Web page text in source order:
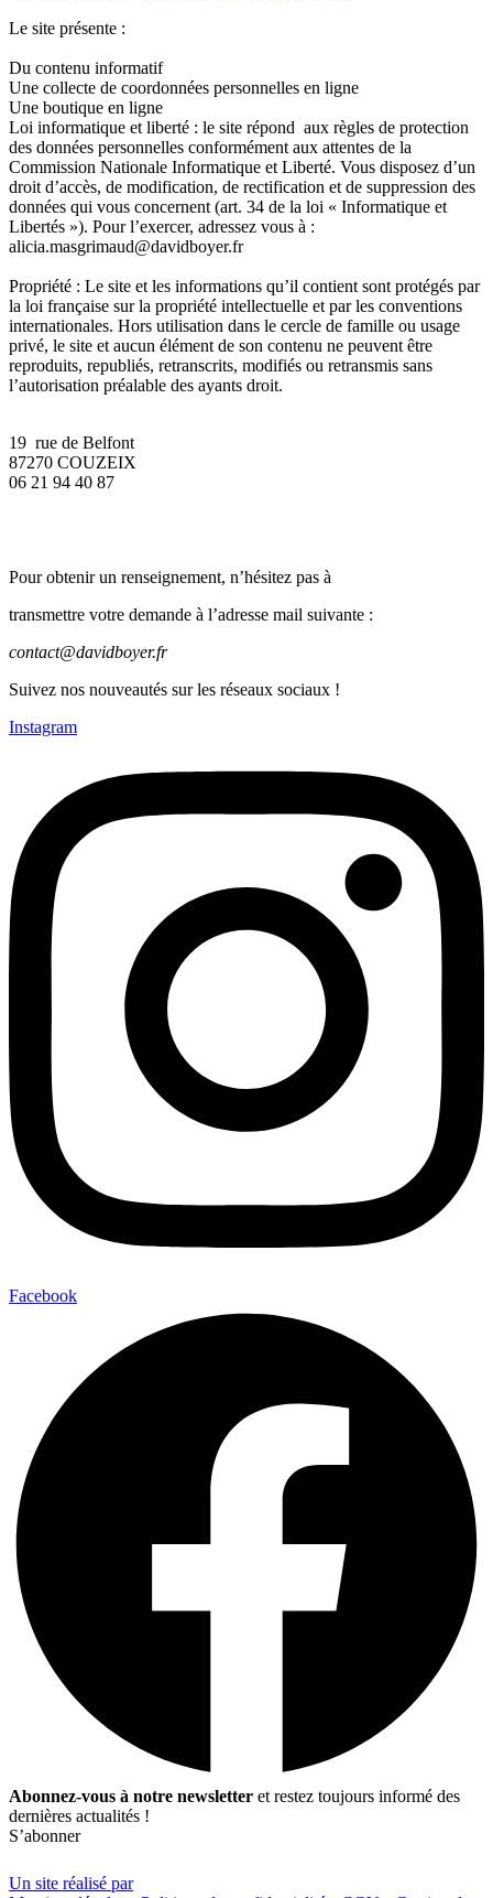
Le site présente :
Du contenu informatif
Une collecte de coordonnées personnelles en ligne
Une boutique en ligne
Loi informatique et liberté : le site répond aux règles de protection
des données personnelles conformément aux attentes de la
Commission Nationale Informatique et Liberté. Vous disposez d’un
droit d’accès, de modification, de rectification et de suppression des
données qui vous concernent (art. 34 de la loi « Informatique et
Libertés »). Pour l’exercer, adressez vous à :
alicia.masgrimaud@davidboyer.fr
Propriété : Le site et les informations qu’il contient sont protégés par
la loi française sur la propriété intellectuelle et par les conventions
internationales. Hors utilisation dans le cercle de famille ou usage
privé, le site et aucun élément de son contenu ne peuvent être
reproduits, republiés, retranscrits, modifiés ou retransmis sans
l’autorisation préalable des ayants droit.
19 rue de Belfont
87270 COUZEIX
06 21 94 40 87
Pour obtenir un renseignement, n’hésitez pas à
transmettre votre demande à l’adresse mail suivante :
contact@davidboyer.fr
Suivez nos nouveautés sur les réseaux sociaux !
Instagram
Facebook
Abonnez-vous à notre newsletter et restez toujours informé des
dernières actualités !
S’abonner
Un site réalisé par